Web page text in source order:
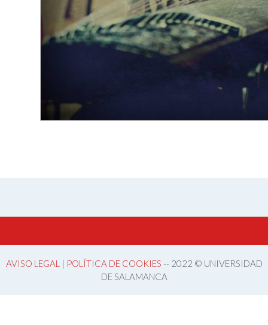
AVISO LEGAL | POLÍTICA DE COOKIES -- 2022 © UNIVERSIDAD
DE SALAMANCA